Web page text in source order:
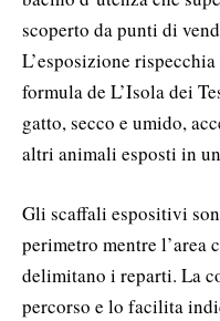
scoperto da punti di
L’esposizione
formula de L’Isola dei
gatto, secco e umido,
altri animali esposti in
Gli scaffali espositivi
perimetro mentre l’area
delimitano i reparti. La
percorso e lo facilita